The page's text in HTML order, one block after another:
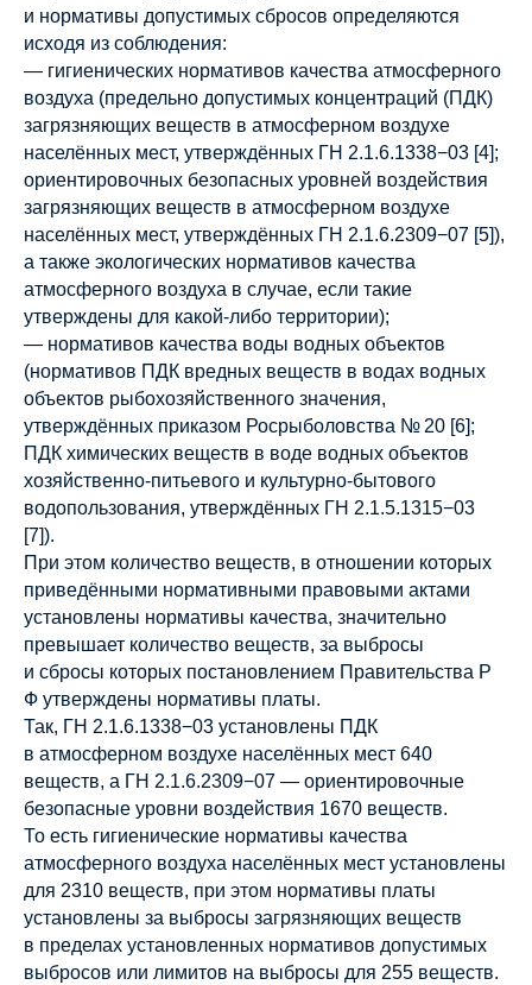
и нормативы допустимых сбросов определяются
исходя из соблюдения:
— гигиенических нормативов качества атмосферного
воздуха (предельно допустимых концентраций (ПДК)
загрязняющих веществ в атмосферном воздухе
населённых мест, утверждённых ГН 2.1.6.1338−03 [4];
ориентировочных безопасных уровней воздействия
загрязняющих веществ в атмосферном воздухе
населённых мест, утверждённых ГН 2.1.6.2309−07 [5]),
а также экологических нормативов качества
атмосферного воздуха в случае, если такие
утверждены для какой-либо территории);
— нормативов качества воды водных объектов
(нормативов ПДК вредных веществ в водах водных
объектов рыбохозяйственного значения,
утверждённых приказом Росрыболовства № 20 [6];
ПДК химических веществ в воде водных объектов
хозяйственно-питьевого и культурно-бытового
водопользования, утверждённых ГН 2.1.5.1315−03
[7]).
При этом количество веществ, в отношении которых
приведёнными нормативными правовыми актами
установлены нормативы качества, значительно
превышает количество веществ, за выбросы
и сбросы которых постановлением Правительства Р
Ф утверждены нормативы платы.
Так, ГН 2.1.6.1338−03 установлены ПДК
в атмосферном воздухе населённых мест 640
веществ, а ГН 2.1.6.2309−07 — ориентировочные
безопасные уровни воздействия 1670 веществ.
То есть гигиенические нормативы качества
атмосферного воздуха населённых мест установлены
для 2310 веществ, при этом нормативы платы
установлены за выбросы загрязняющих веществ
в пределах установленных нормативов допустимых
выбросов или лимитов на выбросы для 255 веществ.